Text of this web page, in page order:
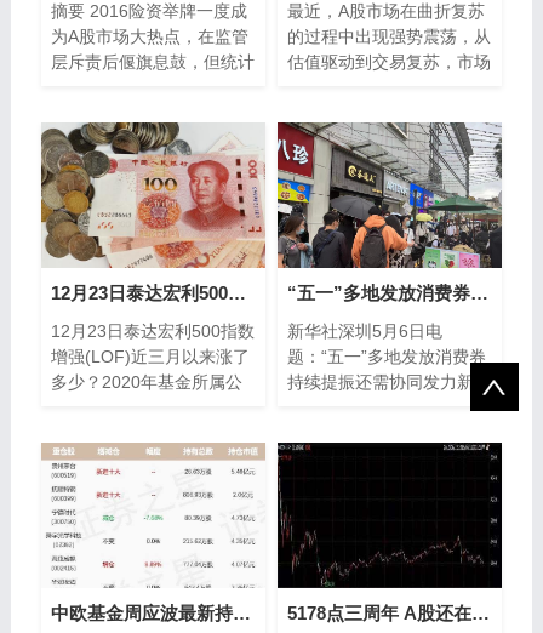
摘要 2016险资举牌一度成
为A股市场大热点，在监管
层斥责后偃旗息鼓，但统计
最近，A股市场在曲折复苏
的过程中出现强势震荡，从
估值驱动到交易复苏，市场
优选”风格...
12月23日泰达宏利500指数增强(LOF)近三月以来涨了多少？2020年基金所属公司管理规模有哪些？
12月23日泰达宏利500指数
增强(LOF)近三月以来涨了
多少？2020年基金所属公
月23日
“五一”多地发放消费券 持续提振还需协同发力
新华社深圳5月6日电
题：“五一”多地发放消费券
持续提振还需协同发力新华
社记者“五一”假期，全国多
券，推动...
中欧基金周应波最新持仓，重仓贵州茅台（中欧远见两年定期开放混合型基金…… 5178点三周年 A股还在3000点而这些基金已超越了5178点(附名单)